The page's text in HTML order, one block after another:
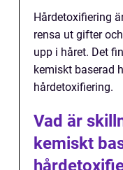
Hårdetoxifiering
rensa ut gifter
upp i håret. Det
kemiskt baserad
hårdetoxifiering.
Vad är
kemiskt